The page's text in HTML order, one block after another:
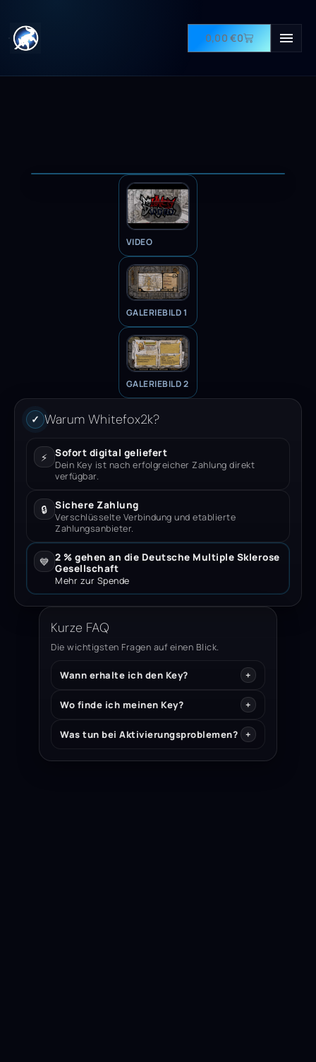
0,00€0
VIDEO
VIDEO
GALERIEBILD 1
GALERIEBILD 2
✓ Warum Whitefox2k?
⚡ Sofort digital geliefert
Dein Key ist nach erfolgreicher Zahlung direkt
verfügbar.
🔒 Sichere Zahlung
Verschlüsselte Verbindung und etablierte
Zahlungsanbieter.
💙 2 % gehen an die Deutsche Multiple Sklerose
Gesellschaft
Mehr zur Spende
Kurze FAQ
Die wichtigsten Fragen auf einen Blick.
Wann erhalte ich den Key?
Wo finde ich meinen Key?
Was tun bei Aktivierungsproblemen?